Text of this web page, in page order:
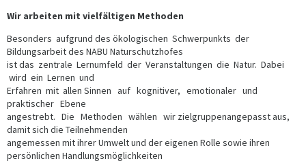
Wir arbeiten mit vielfältigen Methoden
Besonders aufgrund des ökologischen Schwerpunkts der
Bildungsarbeit des NABU Naturschutzhofes
ist das zentrale Lernumfeld der Veranstaltungen die Natur. Dabei
wird ein Lernen und
Erfahren mit allen Sinnen auf kognitiver, emotionaler und
praktischer Ebene
angestrebt. Die Methoden wählen wir zielgruppenangepasst aus,
damit sich die Teilnehmenden
angemessen mit ihrer Umwelt und der eigenen Rolle sowie ihren
persönlichen Handlungsmöglichkeiten